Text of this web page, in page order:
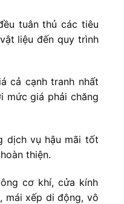
tuân thủ các tiêu
liệu đến quy trình
cả cạnh tranh nhất
mức giá phải chăng
dịch vụ hậu mãi tốt
thiện.
cơ khí, cửa kính
mái xếp di động, vô